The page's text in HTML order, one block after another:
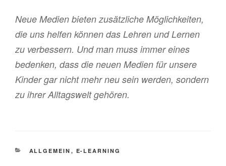
Neue Medien bieten zusätzliche Möglichkeiten,
die uns helfen können das Lehren und Lernen
zu verbessern. Und man muss immer eines
bedenken, dass die neuen Medien für unsere
Kinder gar nicht mehr neu sein werden, sondern
zu ihrer Alltagswelt gehören.
KATEGORIEN
ALLGEMEIN , E-LEARNING